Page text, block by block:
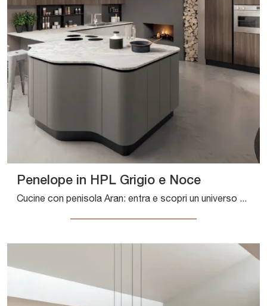
Penelope in HPL Grigio e Noce
Cucine con penisola Aran: entra e scopri un universo di stile e design! La cucina Penelope in HPL Grigio e Noce ti aspetta.